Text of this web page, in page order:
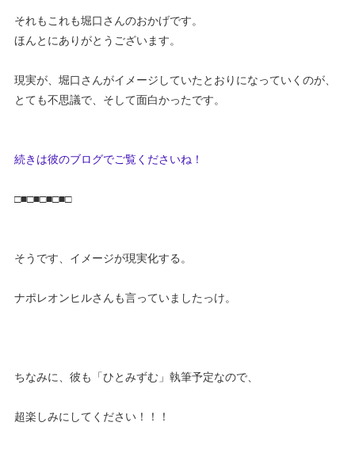
それもこれも堀口さんのおかげです。
ほんとにありがとうございます。
現実が、堀口さんがイメージしていたとおりになっていくのが、
とても不思議で、そして面白かったです。
続きは彼のブログでご覧くださいね！
□■□■□■□■□
そうです、イメージが現実化する。
ナポレオンヒルさんも言っていましたっけ。
ちなみに、彼も「ひとみずむ」執筆予定なので、
超楽しみにしてください！！！